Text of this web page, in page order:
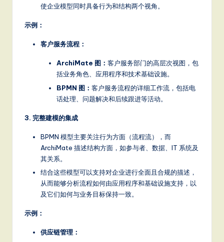
d
In
o
使企业模型同时具备行为和结构两个视角。
示例：
客户服务流程：
ArchiMate 图： 客户服务部门的高层次视图，包
括业务角色、应用程序和技术基础设施。
BPMN 图： 客户服务流程的详细工作流，包括电
话处理、问题解决和后续跟进等活动。
3. 完整建模的集成
BPMN 模型主要关注行为方面（流程流），而
ArchiMate 描述结构方面，如参与者、数据、IT 系统及
其关系。
结合这些模型可以支持对企业进行全面且合规的描述，
从而能够分析流程如何由应用程序和基础设施支持，以
及它们如何与业务目标保持一致。
示例：
供应链管理：